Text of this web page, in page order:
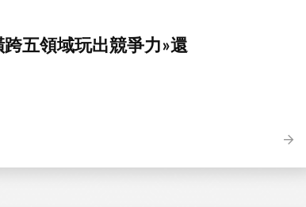
五領域玩出競爭力»還